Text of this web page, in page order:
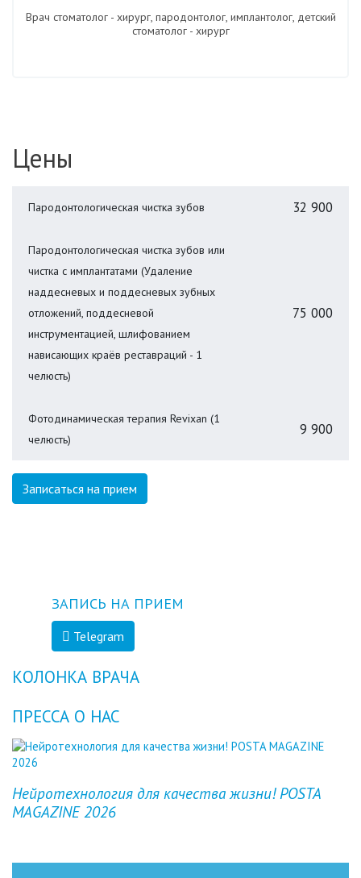
Врач стоматолог - хирург, пародонтолог, имплантолог, детский
стоматолог - хирург
Цены
Пародонтологическая чистка зубов 32 900
Пародонтологическая чистка зубов или
чистка с имплантатами (Удаление
наддесневых и поддесневых зубных
отложений, поддесневой
инструментацией, шлифованием
нависающих краёв реставраций - 1
челюсть)
75 000
Фотодинамическая терапия Revixan (1
челюсть)
9 900
Записаться на прием
ЗАПИСЬ НА ПРИЕМ
Telegram
КОЛОНКА ВРАЧА
ПРЕССА О НАС
Нейротехнология для качества жизни! POSTA
MAGAZINE 2026
Previous